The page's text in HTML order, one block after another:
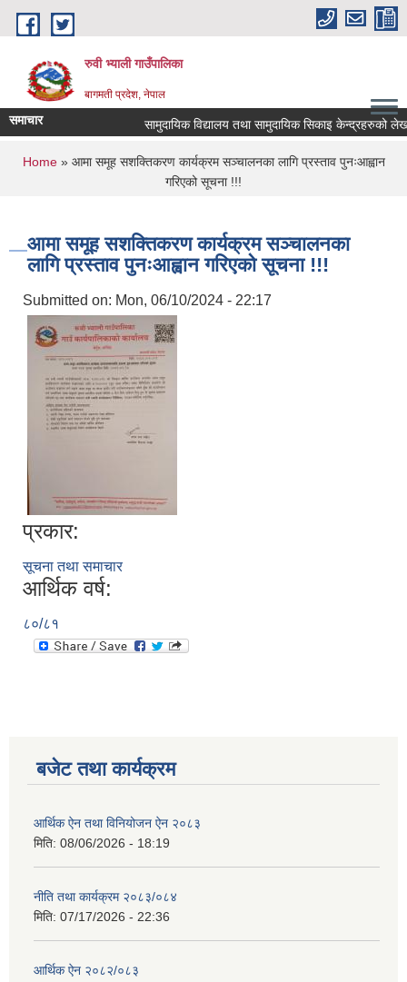
Skip to main content
रुवी भ्याली गाउँपालिका
बागमती प्रदेश, नेपाल
समाचार सामुदायिक विद्यालय तथा सामुदायिक सिकाइ
You are here
Home» आमा समूह सशक्तिकरण कार्यक्रम सञ्चालनका लागि प्रस्ताव पुनःआह्वान
गरिएको सूचना !!!
आमा समूह सशक्तिकरण कार्यक्रम सञ्चालनका
लागि प्रस्ताव पुनःआह्वान गरिएको सूचना !!!
Submitted on: Mon, 06/10/2024 - 22:17
प्रकार:
सूचना तथा समाचार
आर्थिक वर्ष:
८०/८१
बजेट तथा कार्यक्रम
आर्थिक ऐन तथा विनियोजन ऐन २०८३
मिति: 08/06/2026 - 18:19
नीति तथा कार्यक्रम २०८३/०८४
मिति: 07/17/2026 - 22:36
आर्थिक ऐन २०८२/०८३